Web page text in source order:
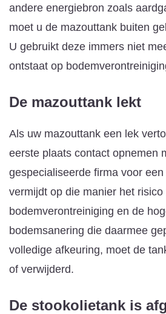
andere energiebron zoals
moet u de mazouttank buiten
U gebruikt deze immers niet
ontstaat op
De mazouttank lekt
Als uw mazouttank een lek
eerste plaats contact opnemen
gespecialiseerde firma voor
vermijdt op die manier het risico
bodemverontreiniging en de
bodemsanering die daarmee
volledige afkeuring, moet de
of verwijderd.
De stookolietank is